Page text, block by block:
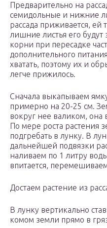
Предварительно на
семидольные и нижние
рассада приживается, ей
лишние листья его будут
корни при пересадке
дополнительного
хватать, поэтому их и
легче прижилось.
Сначала выкапываем
примерно на 20-25 см.
вокруг нее валиком, она
По мере роста растения
подгребать в лунку. В
дальнейшей подвязки
наливаем по 1 литру
впитается,
Достаем растение из
В лунку вертикально
комом земли прямо в